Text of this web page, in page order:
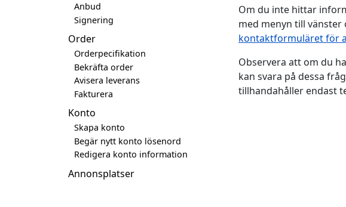
Anbud
Signering
Order
Orderpecifikation
Bekräfta order
Avisera leverans
Fakturera
Konto
Skapa konto
Begär nytt konto lösenord
Redigera konto information
Annonsplatser
Om du inte hittar
med menyn till
kontaktformuläret för
Observera att om du
kan svara på dessa
tillhandahåller endast